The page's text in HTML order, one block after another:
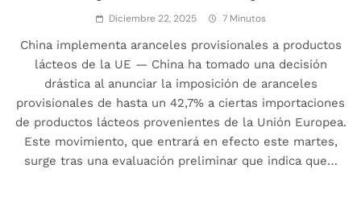
Diciembre 22, 2025 7 Minutos
China implementa aranceles provisionales a productos
lácteos de la UE — China ha tomado una decisión
drástica al anunciar la imposición de aranceles
provisionales de hasta un 42,7% a ciertas importaciones
de productos lácteos provenientes de la Unión Europea.
Este movimiento, que entrará en efecto este martes,
surge tras una evaluación preliminar que indica que…